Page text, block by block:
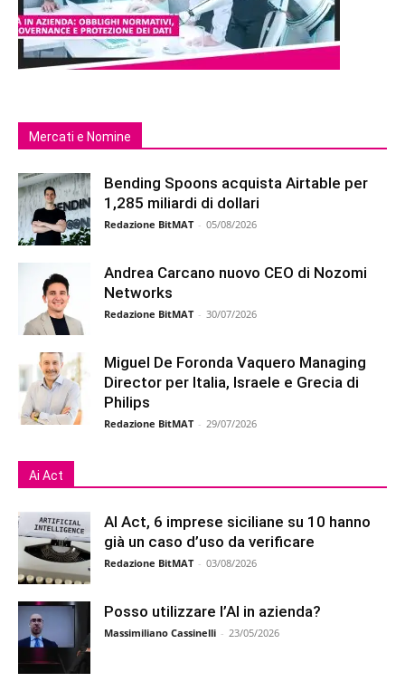
Mercati e Nomine
Bending Spoons acquista Airtable per
1,285 miliardi di dollari
Redazione BitMAT - 05/08/2026
Andrea Carcano nuovo CEO di Nozomi
Networks
Redazione BitMAT - 30/07/2026
Miguel De Foronda Vaquero Managing
Director per Italia, Israele e Grecia di
Philips
Redazione BitMAT - 29/07/2026
Ai Act
AI Act, 6 imprese siciliane su 10 hanno
già un caso d’uso da verificare
Redazione BitMAT - 03/08/2026
Posso utilizzare l’AI in azienda?
Massimiliano Cassinelli - 23/05/2026